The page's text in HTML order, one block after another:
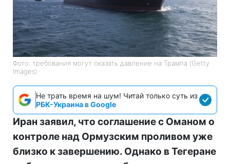
Фото: требования могут оказать давление на Трампа (Getty
Images)
Не трать время на шум! Читай только суть из
РБК-Украина в Google
Иран заявил, что соглашение с Оманом о
контроле над Ормузским проливом уже
близко к завершению. Однако в Тегеране